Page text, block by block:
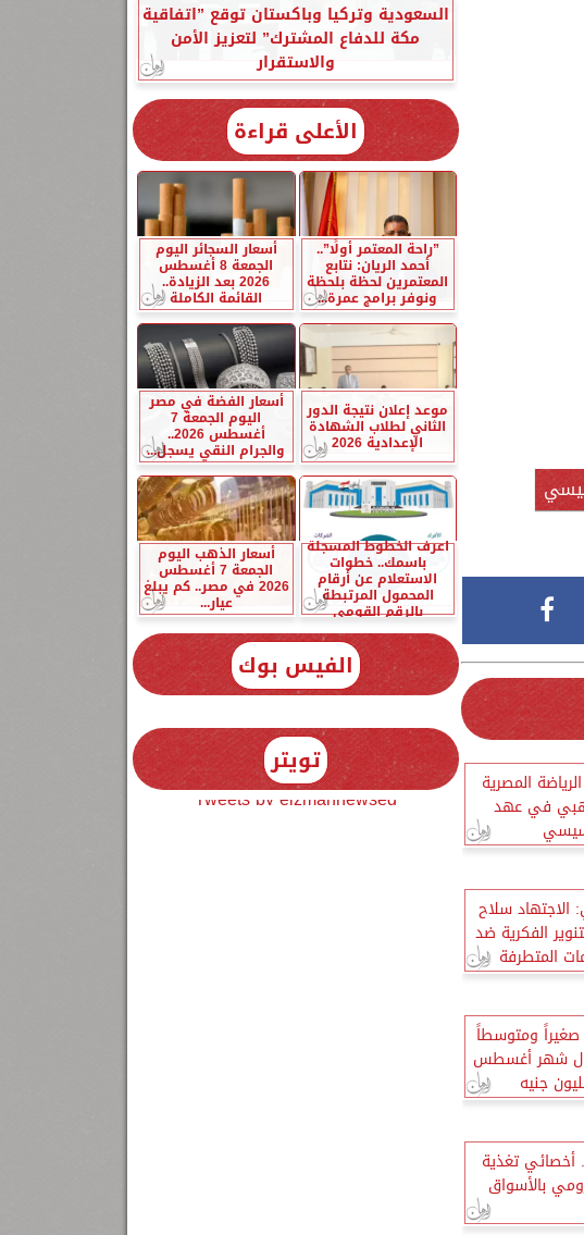
المصرية
في عهد
الاجتهاد سلاح
الفكرية ضد
المتطرفة
صغيراً ومتوسطاً
شهر أغسطس
تغذية
بالأسواق
السعودية وتركيا وباكستان توقع ”اتفاقية
مكة للدفاع المشترك” لتعزيز الأمن
والاستقرار
الأعلى قراءة
”راحة المعتمر أولًا”..
أحمد الريان: نتابع
المعتمرين لحظة بلحظة
ونوفر برامج عمرة...
أسعار السجائر اليوم
الجمعة 8 أغسطس
2026 بعد الزيادة..
القائمة الكاملة
موعد إعلان نتيجة الدور
الثاني لطلاب الشهادة
الإعدادية 2026
أسعار الفضة في مصر
اليوم الجمعة 7
أغسطس 2026..
والجرام النقي يسجل...
اعرف الخطوط المسجلة
باسمك.. خطوات
الاستعلام عن أرقام
المحمول المرتبطة
بالرقم القومي
أسعار الذهب اليوم
الجمعة 7 أغسطس
2026 في مصر.. كم يبلغ
عيار...
الفيس بوك
تويتر
Tweets by elzmannewseg